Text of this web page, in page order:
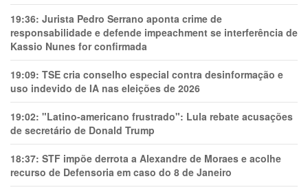
19:36: Jurista Pedro Serrano aponta crime de
responsabilidade e defende impeachment se interferência de
Kassio Nunes for confirmada
19:09: TSE cria conselho especial contra desinformação e
uso indevido de IA nas eleições de 2026
19:02: "Latino-americano frustrado": Lula rebate acusações
de secretário de Donald Trump
18:37: STF impõe derrota a Alexandre de Moraes e acolhe
recurso de Defensoria em caso do 8 de Janeiro